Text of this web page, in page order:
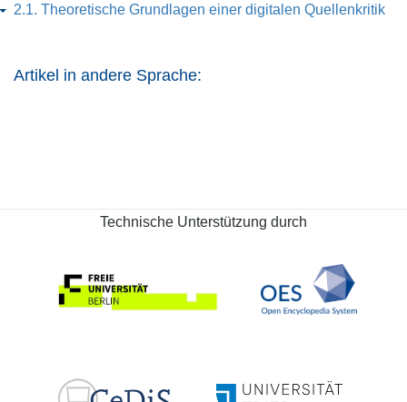
2.1. Theoretische Grundlagen einer digitalen Quellenkritik
Artikel in andere Sprache:
Technische Unterstützung durch